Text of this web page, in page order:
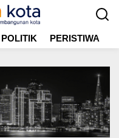
POLITIK PERISTIWA